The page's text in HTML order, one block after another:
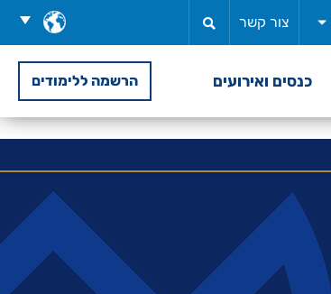
בחר
שפה
צור קשר
כנסים ואירועים הרשמה ללימודים